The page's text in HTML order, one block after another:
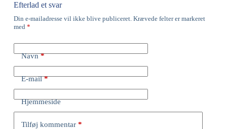
Efterlad et svar
Din e-mailadresse vil ikke blive publiceret. Krævede felter er markeret
med *
Navn*
E-mail*
Hjemmeside
Tilføj kommentar*